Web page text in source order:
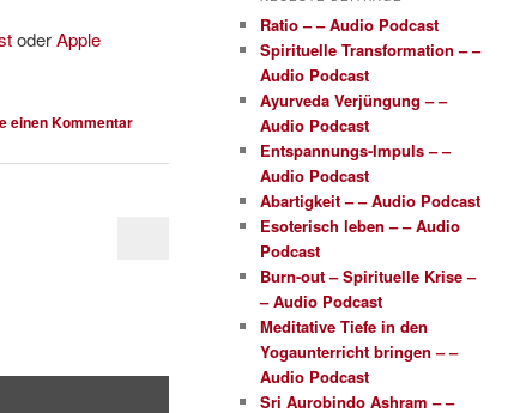
oderApple
einen Kommentar
n
Ratio – – Audio Podcast
Spirituelle Transformation – –
Audio Podcast
Ayurveda Verjüngung – –
Audio Podcast
Entspannungs-Impuls – –
Audio Podcast
Abartigkeit – – Audio Podcast
Esoterisch leben – – Audio
Podcast
Burn-out – Spirituelle Krise –
– Audio Podcast
Meditative Tiefe in den
Yogaunterricht bringen – –
Audio Podcast
Sri Aurobindo Ashram – –